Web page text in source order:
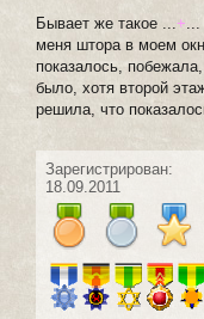
Бывает же такое ... +
меня штора в моем
показалось,
было, хотя второй
решила, что
Зарегистрирован:
18.09.2011